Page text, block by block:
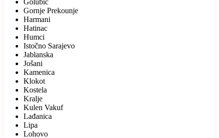
Gornje Prekounje
Harmani
Hatinac
Humci
Istočno Sarajevo
Jablanska
Jošani
Kamenica
Klokot
Kostela
Kralje
Kulen Vakuf
Lađanica
Lipa
Lohovo